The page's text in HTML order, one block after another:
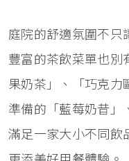
庭院的舒適氛圍不只
豐富的茶飲菜單也別
果奶茶」、「巧克力
準備的「藍莓奶昔」
滿足一家大小不同飲